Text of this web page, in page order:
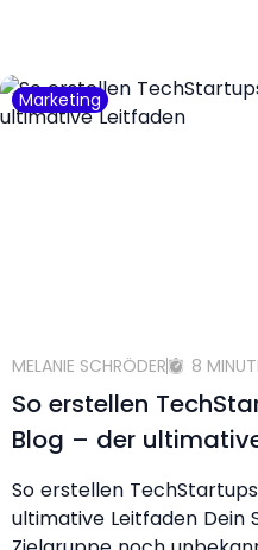
Marketing
MELANIE SCHRÖDER 8
So erstellen
Blog – der
So erstellen
ultimative Leitfaden Dein